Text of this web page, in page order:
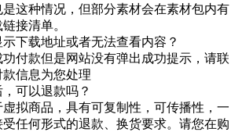
这种情况，但部分素材会在素材包内有
接清单。
下载地址或者无法查看内容？
付款但是网站没有弹出成功提示，请联
信息为您处理
可以退款吗？
拟商品，具有可复制性，可传播性，一
受任何形式的退款、换货要求。请您在购